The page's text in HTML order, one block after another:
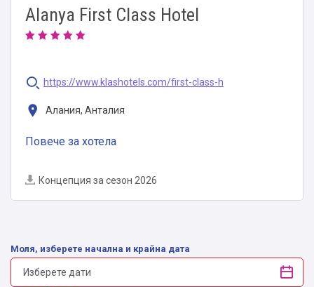
Alanya First Class Hotel
https://www.klashotels.com/first-class-h
Алания, Анталия
Повече за хотела
Концепция за сезон 2026
Моля, изберете начална и крайна дата